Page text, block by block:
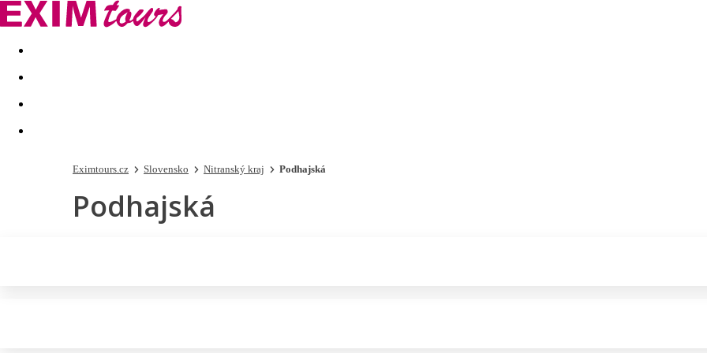
Akční nabídky Last minute
Eximtours.cz Slovensko Nitranský kraj Podhajská
Podhajská